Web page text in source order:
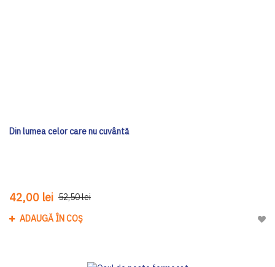
Din lumea celor care nu cuvântă
42,00 lei 52,50 lei
ADAUGĂ ÎN COȘ